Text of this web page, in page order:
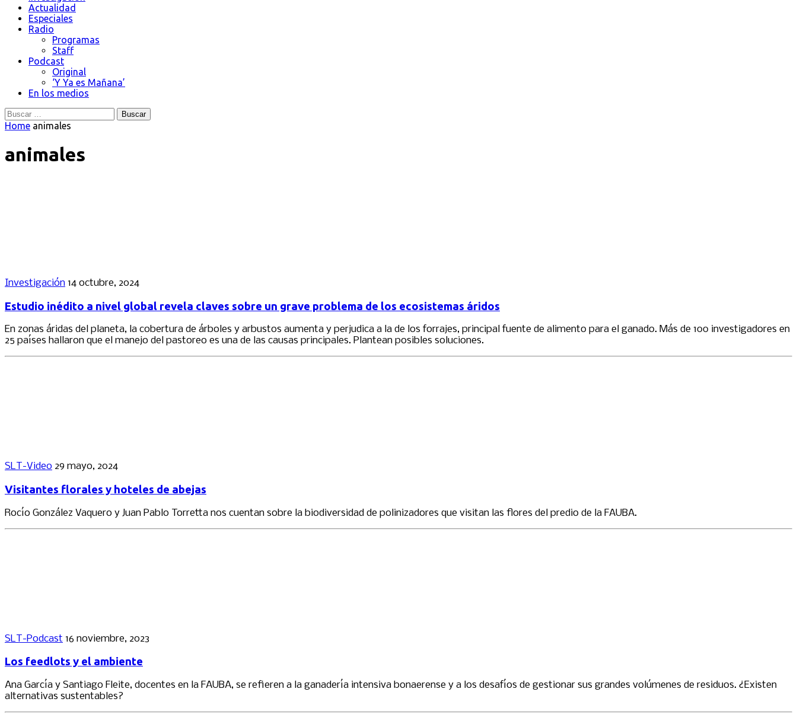
Actualidad
Especiales
Radio
Programas
Staff
Podcast
Original
‘Y Ya es Mañana’
En los medios
Buscar:
Home animales
animales
Investigación 14 octubre, 2024
Estudio inédito a nivel global revela claves sobre un grave problema de los ecosistemas áridos
En zonas áridas del planeta, la cobertura de árboles y arbustos aumenta y perjudica a la de los forrajes, principal fuente de alimento para el ganado. Más de 100 investigadores en
25 países hallaron que el manejo del pastoreo es una de las causas principales. Plantean posibles soluciones.
SLT-Video 29 mayo, 2024
Visitantes florales y hoteles de abejas
Rocío González Vaquero y Juan Pablo Torretta nos cuentan sobre la biodiversidad de polinizadores que visitan las flores del predio de la FAUBA.
SLT-Podcast 16 noviembre, 2023
Los feedlots y el ambiente
Ana García y Santiago Fleite, docentes en la FAUBA, se refieren a la ganadería intensiva bonaerense y a los desafíos de gestionar sus grandes volúmenes de residuos. ¿Existen
alternativas sustentables?